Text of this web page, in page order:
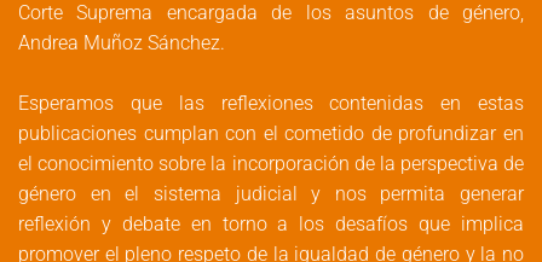
Corte Suprema encargada de los asuntos de género,
Andrea Muñoz Sánchez.
Esperamos que las reflexiones contenidas en estas
publicaciones cumplan con el cometido de profundizar en
el conocimiento sobre la incorporación de la perspectiva de
género en el sistema judicial y nos permita generar
reflexión y debate en torno a los desafíos que implica
promover el pleno respeto de la igualdad de género y la no